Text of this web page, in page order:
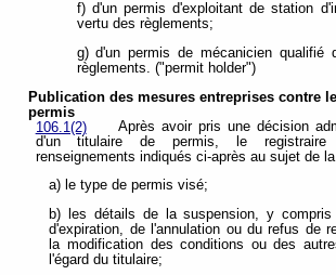
f) d'un permis d'exploitant de station
vertu des règlements;
g) d'un permis de mécanicien qualifié
règlements. ("permit holder")
Publication des mesures entreprises contre
permis
106.1(2)
Après avoir pris une décision
d'un titulaire de permis, le
renseignements indiqués ci-après au sujet de
a) le type de permis visé;
b) les détails de la suspension, y
d'expiration, de l'annulation ou du refus de
la modification des conditions ou des
l'égard du titulaire;